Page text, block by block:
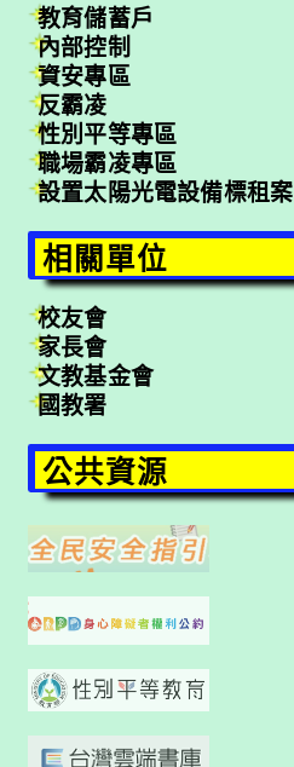
教育儲蓄戶
內部控制
資安專區
反霸凌
性別平等專區
職場霸凌專區
設置太陽光電設備標租案
相關單位
校友會
家長會
文教基金會
國教署
公共資源